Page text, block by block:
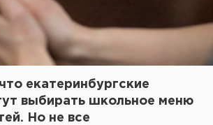
екатеринбургские
выбирать школьное меню
Но не все